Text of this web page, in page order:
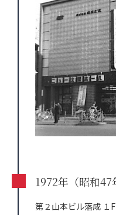
1972年（昭和47
第２山本ビル落成 １